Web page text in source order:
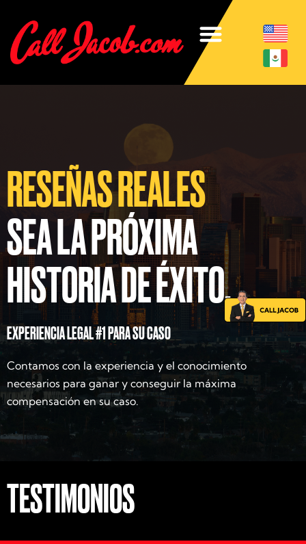
RESEÑAS REALES
SEA LA PRÓXIMA
HISTORIA DE ÉXITO.
EXPERIENCIA LEGAL #1 PARA SU CASO
Contamos con la experiencia y el conocimiento
necesarios para ganar y conseguir la máxima
compensación en su caso.
TESTIMONIOS